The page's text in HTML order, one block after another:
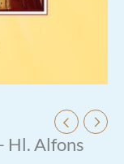
Hl. Alfons